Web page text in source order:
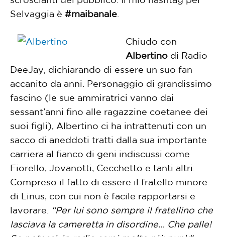
Selvaggia è #maibanale
Chiudo con
Albertino di Radio
DeeJay, dichiarando di essere un suo fan
accanito da anni. Personaggio di grandissimo
fascino (le sue ammiratrici vanno dai
sessant’anni fino alle ragazzine coetanee dei
suoi figli), Albertino ci ha intrattenuti con un
sacco di aneddoti tratti dalla sua importante
carriera al fianco di geni indiscussi come
Fiorello, Jovanotti, Cecchetto e tanti altri.
Compreso il fatto di essere il fratello minore
di Linus, con cui non è facile rapportarsi e
lavorare.
“Per lui sono sempre il fratellino che
lasciava la cameretta in disordine… Che palle!